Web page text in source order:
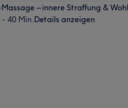
– innere Straffung &
- 40 Min.Details anzeigen